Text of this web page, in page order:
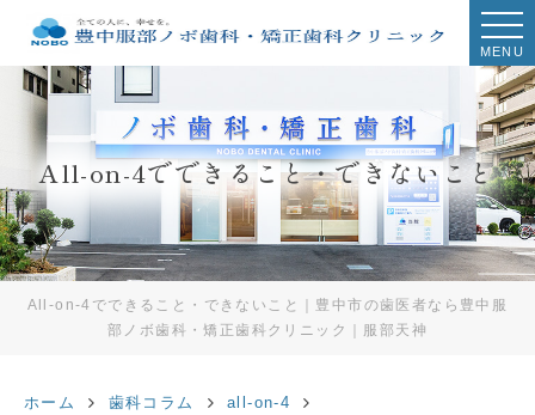
MENU
All-on-4でできること・できないこと
All-on-4でできること・できないこと｜豊中市の歯医者なら豊中服
部ノボ歯科・矯正歯科クリニック｜服部天神
ホーム 歯科コラム
all-on-4